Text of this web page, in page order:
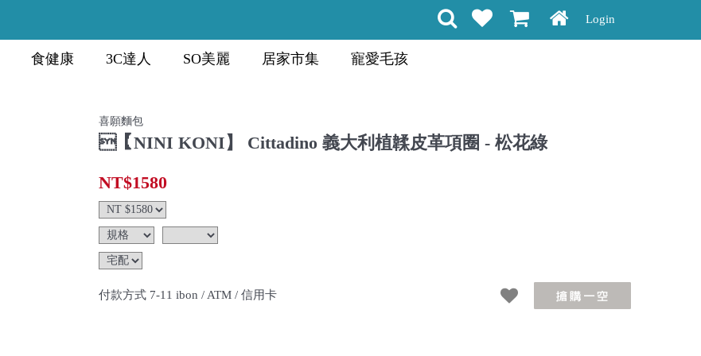
Login
食健康 3C達人 SO美麗 居家市集 寵愛毛孩
喜願麵包
【NINI KONI】 Cittadino 義大利植韖皮革項圈 - 松花綠
NT$1580
付款方式 7-11 ibon / ATM / 信用卡